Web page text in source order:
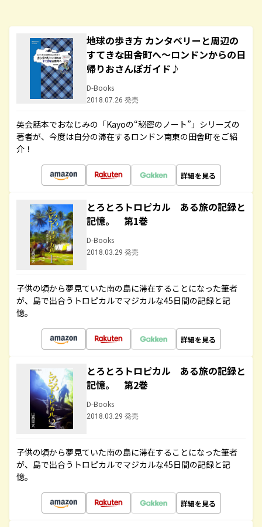
地球の歩き方 カンタベリーと周辺の
すてきな田舎町へ～ロンドンからの日
帰りおさんぽガイド♪
D-Books
2018.07.26 発売
英会話本でおなじみの「Kayoの“秘密のノート”」シリーズの
著者が、今度は自分の滞在するロンドン南東の田舎町をご紹
介！
詳細を見る
とろとろトロピカル ある旅の記録と
記憶。 第1巻
D-Books
2018.03.29 発売
子供の頃から夢見ていた南の島に滞在することになった筆者
が、島で出合うトロピカルでマジカルな45日間の記録と記
憶。
詳細を見る
とろとろトロピカル ある旅の記録と
記憶。 第2巻
D-Books
2018.03.29 発売
子供の頃から夢見ていた南の島に滞在することになった筆者
が、島で出合うトロピカルでマジカルな45日間の記録と記
憶。
詳細を見る